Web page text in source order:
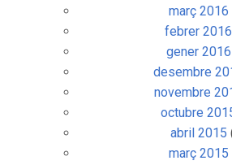
març 2016
febrer 2016
gener 2016
desembre
novembre
octubre
abril 2015
març 2015